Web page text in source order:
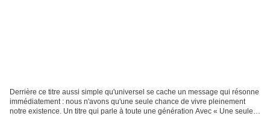
Derrière ce titre aussi simple qu'universel se cache un message qui résonne
immédiatement : nous n'avons qu'une seule chance de vivre pleinement
notre existence. Un titre qui parle à toute une génération Avec « Une seule